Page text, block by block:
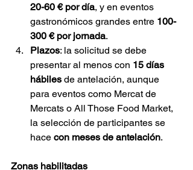
20-60 € por día, y en eventos
gastronómicos grandes entre 100-
300 € por jornada.
Plazos: la solicitud se debe
presentar al menos con 15 días
hábiles de antelación, aunque
para eventos como Mercat de
Mercats o All Those Food Market,
la selección de participantes se
hace con meses de antelación.
Zonas habilitadas